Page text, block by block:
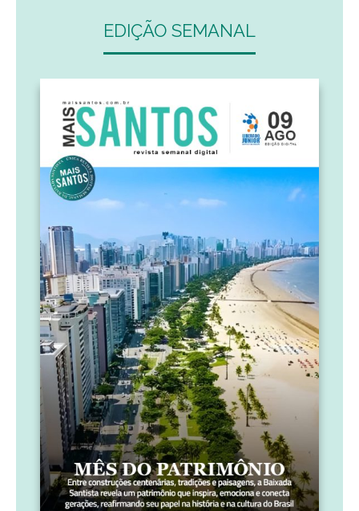
EDIÇÃO SEMANAL